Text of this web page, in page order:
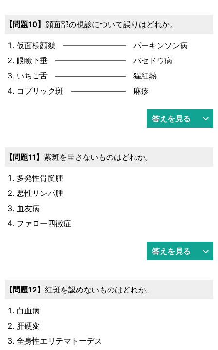
問題10 顔面部の視診について誤りはどれか。
仮面様顔貌 ―――――――― パーキンソン病
眼瞼下垂 ――――――――― バセドウ病
いちご舌 ――――――――― 猩紅熱
コプリック斑 ――――――― 麻疹
答えを見る
問題11 紫斑を呈さないものはどれか。
多発性骨髄腫
悪性リンパ腫
血友病
ファロー四徴症
答えを見る
問題12 紅斑を認めないものはどれか。
白血病
肝硬変
全身性エリテマトーデス